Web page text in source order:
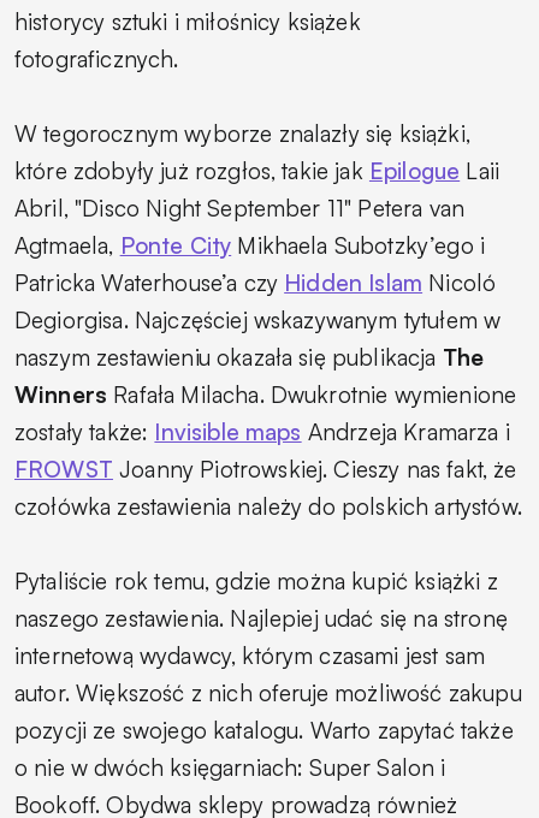
historycy sztuki i miłośnicy książek
fotograficznych.
W tegorocznym wyborze znalazły się książki,
które zdobyły już rozgłos, takie jak Epilogue Laii
Abril, "Disco Night September 11" Petera van
Agtmaela, Ponte City Mikhaela Subotzky’ego i
Patricka Waterhouse’a czy Hidden Islam Nicoló
Degiorgisa. Najczęściej wskazywanym tytułem w
naszym zestawieniu okazała się publikacja The
Winners Rafała Milacha. Dwukrotnie wymienione
zostały także: Invisible maps Andrzeja Kramarza i
FROWST Joanny Piotrowskiej. Cieszy nas fakt, że
czołówka zestawienia należy do polskich artystów.
Pytaliście rok temu, gdzie można kupić książki z
naszego zestawienia. Najlepiej udać się na stronę
internetową wydawcy, którym czasami jest sam
autor. Większość z nich oferuje możliwość zakupu
pozycji ze swojego katalogu. Warto zapytać także
o nie w dwóch księgarniach: Super Salon i
Bookoff. Obydwa sklepy prowadzą również